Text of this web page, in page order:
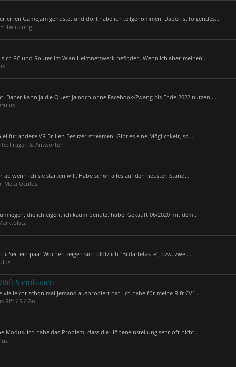
einen GameJam gehostet und dort habe ich teilgenommen. Dabei ist folgendes...
PC und Router im Wlan Heimnetzwerk befinden. Wenn ich aber meinen...
kann ja die Quest ja noch ohne Facebook-Zwang bis Ende 2022 nutzen....
für andere VR Brillen Besitzer streamen. Gibt es eine Möglichkeit, so...
Fragen & Antworten
wenn ich sie starten will. Habe schon alles auf den neusten Stand...
Meta Oculus
die ich eigentlich kaum benutzt habe. Gekauft 06/2020 mit dem...
Seit ein paar Wochen zeigen sich plötzlich "Bildartefakte", bzw. zwei...
S einbauen
schon mal jemand ausprobiert hat. Ich habe für meine Rift CV1...
Rift / S / Go
Modus. Ich habe das Problem, dass die Höheneinstellung sehr oft nicht...